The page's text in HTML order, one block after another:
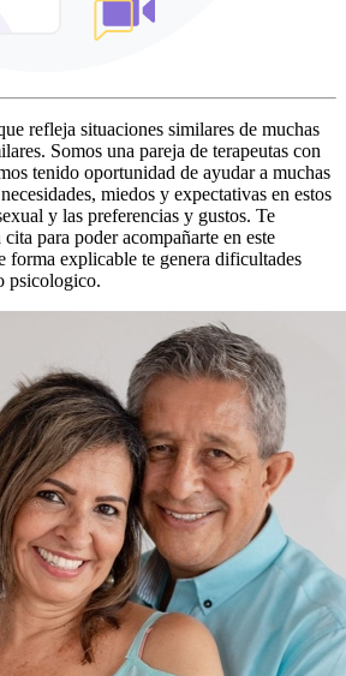
refleja situaciones similares de muchas
Somos una pareja de terapeutas con
tenido oportunidad de ayudar a muchas
miedos y expectativas en estos
y las preferencias y gustos. Te
para poder acompañarte en este
forma explicable te genera dificultades
psicologico.